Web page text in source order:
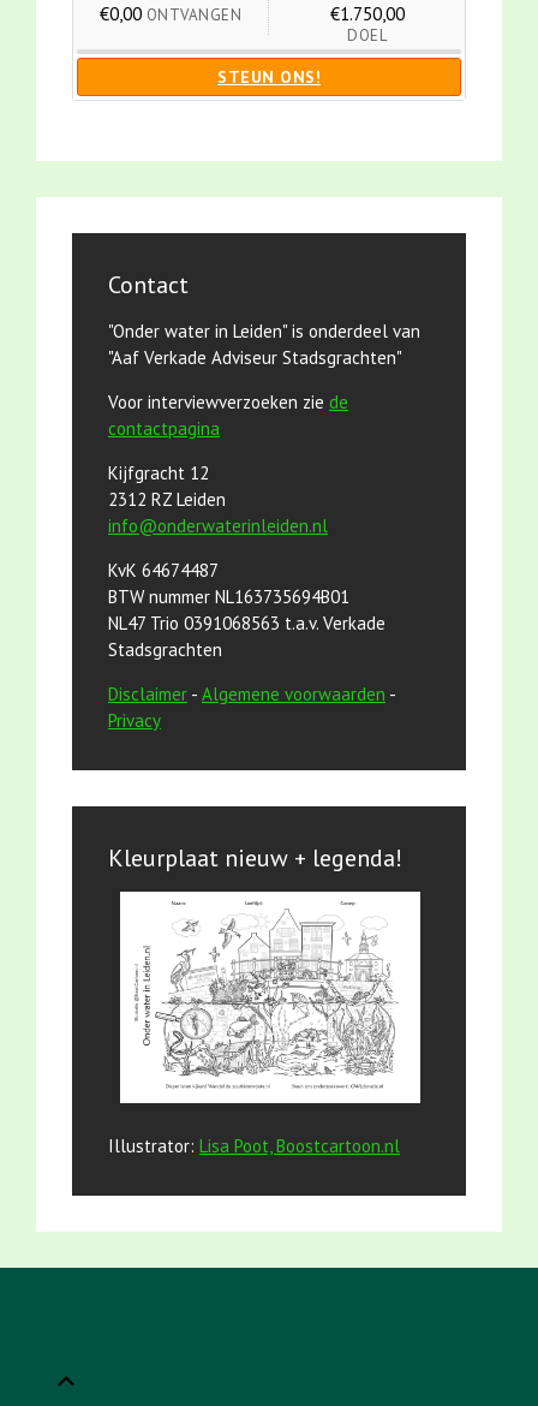
€0,00 ONTVANGEN €1.750,00
DOEL
STEUN ONS!
Contact
"Onder water in Leiden" is onderdeel van
"Aaf Verkade Adviseur Stadsgrachten"
Voor interviewverzoeken zie de
contactpagina
Kijfgracht 12
2312 RZ Leiden
info@onderwaterinleiden.nl
KvK 64674487
BTW nummer NL163735694B01
NL47 Trio 0391068563 t.a.v. Verkade
Stadsgrachten
Disclaimer - Algemene voorwaarden -
Privacy
Kleurplaat nieuw + legenda!
Illustrator: Lisa Poot, Boostcartoon.nl